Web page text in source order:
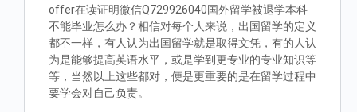
offer在读证明微信Q729926040国外留学被退学本科
不能毕业怎么办？相信对每个人来说，出国留学的定义
都不一样，有人认为出国留学就是取得文凭，有的人认
为是能够提高英语水平，或是学到更专业的专业知识等
等，当然以上这些都对，便是更重要的是在留学过程中
要学会对自己负责。